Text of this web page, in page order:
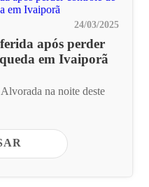
24/03/2025
após perder
em Ivaiporã
na noite deste